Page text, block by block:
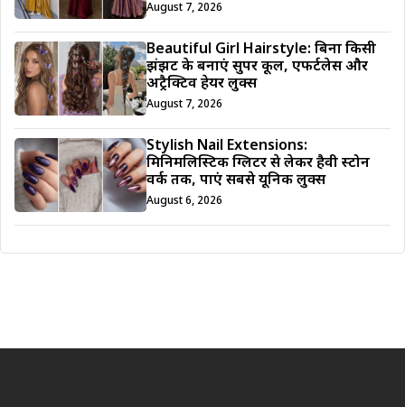
August 7, 2026
Beautiful Girl Hairstyle: बिना किसी
झंझट के बनाएं सुपर कूल, एफर्टलेस और
अट्रैक्टिव हेयर लुक्स
August 7, 2026
Stylish Nail Extensions:
मिनिमलिस्टिक ग्लिटर से लेकर हैवी स्टोन
वर्क तक, पाएं सबसे यूनिक लुक्स
August 6, 2026